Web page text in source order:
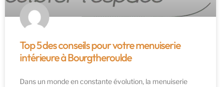
Top 5 des conseils pour votre menuiserie
intérieure à Bourgtheroulde
Dans un monde en constante évolution, la menuiserie